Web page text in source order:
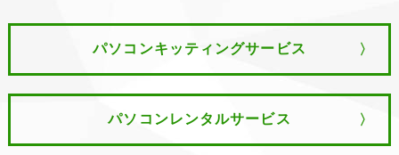
パソコンキッティングサービス
パソコンレンタルサービス